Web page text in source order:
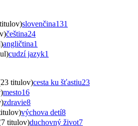
slovenčina131
čeština24
angličtina1
cudzí jazyk1
titulov)cesta ku šťastiu23
mesto16
zdravie8
výchova detí8
titulov)duchovný život7